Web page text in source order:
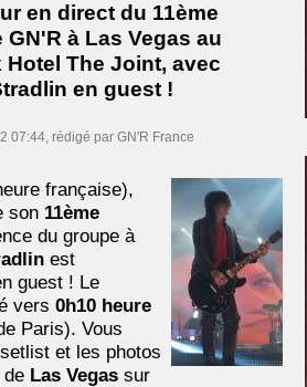
en direct du 11ème
à Las Vegas au
Hotel The Joint, avec
en guest !
07:44, rédigé par GN'R France
française),
son 11ème
du groupe à
est
guest ! Le
vers 0h10 heure
Paris). Vous
et les photos
Las Vegas sur